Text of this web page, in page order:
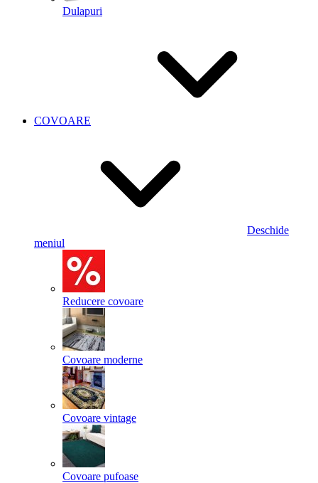
Dulapuri
COVOARE
Deschide
meniul
Reducere covoare
Covoare moderne
Covoare vintage
Covoare pufoase